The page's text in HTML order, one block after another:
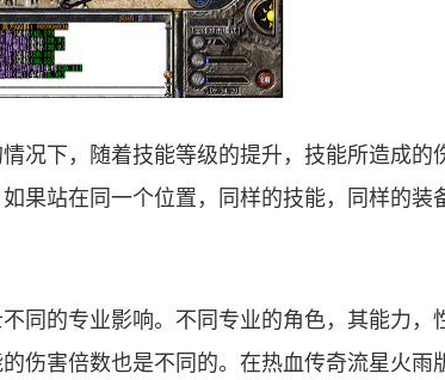
况下，随着技能等级的提升，技能所造成的
果站在同一个位置，同样的技能，同样的装
同的专业影响。不同专业的角色，其能力，
伤害倍数也是不同的。在热血传奇流星火雨